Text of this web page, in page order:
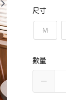
尺寸
M
數量